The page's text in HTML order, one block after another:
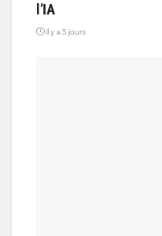
l’IA
il y a 5 jours